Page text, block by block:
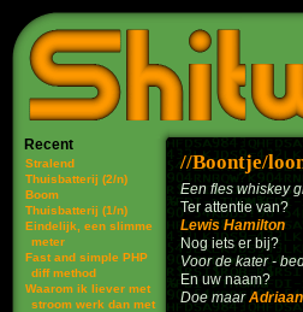
Recent
Stralend
Thuisbatterij (2/n)
Boom
Thuisbatterij (1/n)
Eindelijk, een slimme
meter
Fast and simple PHP
diff method
Waarom ik liever met
stroom werk dan met
Boontje/
Een fles whiskey
Ter attentie van?
Lewis Hamilton
Nog iets er bij?
Voor de kater -
En uw naam?
Doe maar